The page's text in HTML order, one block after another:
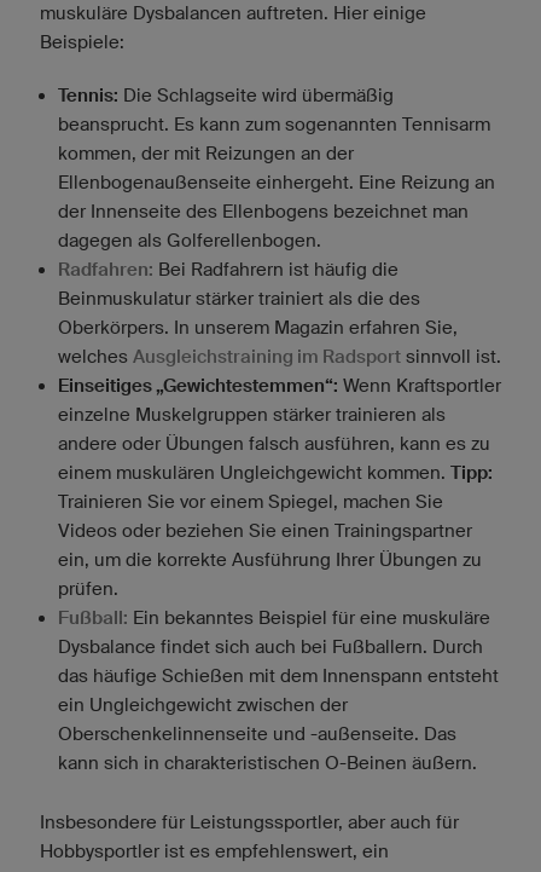
muskuläre Dysbalancen auftreten. Hier einige
Beispiele:
Tennis: Die Schlagseite wird übermäßig
beansprucht. Es kann zum sogenannten Tennisarm
kommen, der mit Reizungen an der
Ellenbogenaußenseite einhergeht. Eine Reizung an
der Innenseite des Ellenbogens bezeichnet man
dagegen als Golferellenbogen.
Radfahren: Bei Radfahrern ist häufig die
Beinmuskulatur stärker trainiert als die des
Oberkörpers. In unserem Magazin erfahren Sie,
welches Ausgleichstraining im Radsport sinnvoll ist.
Einseitiges „Gewichtestemmen“: Wenn Kraftsportler
einzelne Muskelgruppen stärker trainieren als
andere oder Übungen falsch ausführen, kann es zu
einem muskulären Ungleichgewicht kommen. Tipp:
Trainieren Sie vor einem Spiegel, machen Sie
Videos oder beziehen Sie einen Trainingspartner
ein, um die korrekte Ausführung Ihrer Übungen zu
prüfen.
Fußball: Ein bekanntes Beispiel für eine muskuläre
Dysbalance findet sich auch bei Fußballern. Durch
das häufige Schießen mit dem Innenspann entsteht
ein Ungleichgewicht zwischen der
Oberschenkelinnenseite und -außenseite. Das
kann sich in charakteristischen O-Beinen äußern.
Insbesondere für Leistungssportler, aber auch für
Hobbysportler ist es empfehlenswert, ein